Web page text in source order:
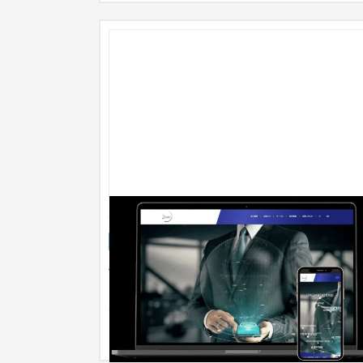
SEIMEI株式会社 -コーポレートサイト制
企業サイト 保険
制作時のポイント SEIMEI様は「ソシリータ君」な
ど、テクノロジーで保険業務の効率化を目指すツ
ルの開発をされており、数々の...